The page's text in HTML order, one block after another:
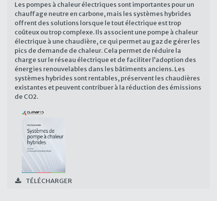
TÉLÉCHARGER
Les pompes à chaleur électriques sont importantes pour un
chauffage neutre en carbone, mais les systèmes hybrides
offrent des solutions lorsque le tout électrique est trop
coûteux ou trop complexe. Ils associent une pompe à chaleur
électrique à une chaudière, ce qui permet au gaz de gérer les
pics de demande de chaleur. Cela permet de réduire la
charge sur le réseau électrique et de faciliter l’adoption des
énergies renouvelables dans les bâtiments anciens. Les
systèmes hybrides sont rentables, préservent les chaudières
existantes et peuvent contribuer à la réduction des émissions
de CO2.